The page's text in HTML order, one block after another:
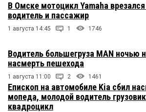
В Омске мотоцикл Yamaha врезался
водитель и пассажир
1 августа 14:45 1 1746
Водитель большегруза MAN ночью
насмерть пешехода
1 августа 11:00 2 1461
Епископ на автомобиле Kia сбил
мопеда, молодой водитель
квадроцикл